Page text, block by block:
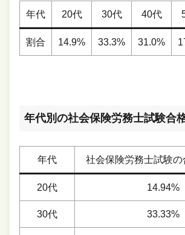
年代 20代 30代 40代
割合 14.9% 33.3% 31.0%
年代別の社会保険労務士試験合
年代 社会保険労務士試験
20代 14.94%
30代 33.33%